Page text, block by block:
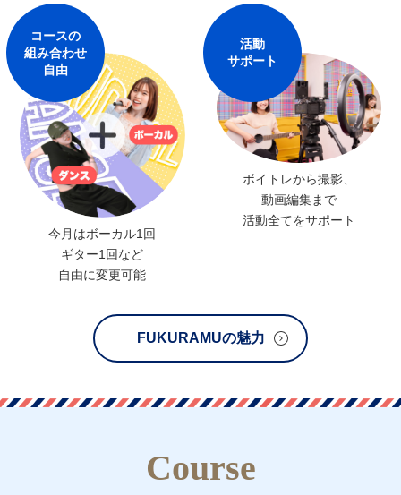
コースの
組み合わせ
自由
今月はボーカル1回
ギター1回など
自由に変更可能
活動
サポート
ボイトレから撮影、
動画編集まで
活動全てをサポート
FUKURAMUの魅力
Course